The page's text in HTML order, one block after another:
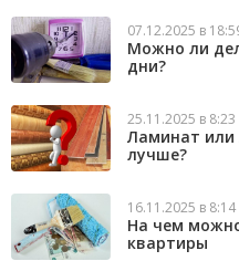
07.12.2025 в
Можно ли
дни?
25.11.2025 в 8:23
Ламинат или
лучше?
16.11.2025 в 8:14
На чем
квартиры